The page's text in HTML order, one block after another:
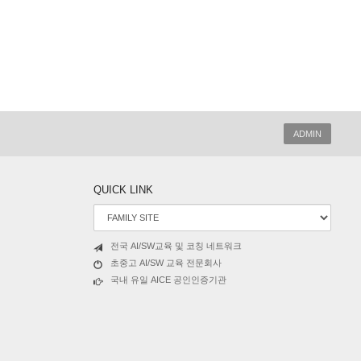
ADMIN
QUICK LINK
전국 AI/SW교육 및 코칭 네트워크
초중고 AI/SW 교육 전문회사
국내 유일 AICE 공인인증기관